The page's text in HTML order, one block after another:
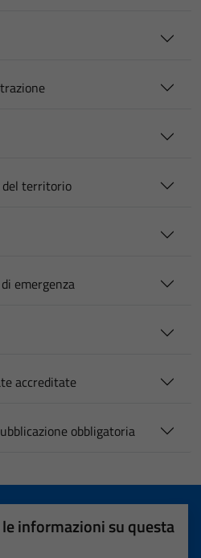
del territorio
emergenza
accreditate
obbligatoria
informazioni su questa